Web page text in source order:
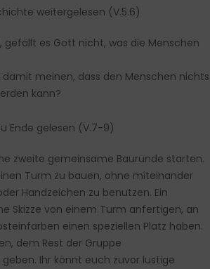
weitergelesen (V.5.6)
gefällt es Gott nicht, was die Menschen
meinen, dass den Menschen nichts
kann?
Ende gelesen (V.7-9)
zweite gemeinsame Baurunde starten.
Turm zu bauen, ohne miteinander
Handzeichen zu benutzen. Ein
Skizze von einem Turm anfertigen, an
einen speziellen Platz haben.
dem Rest der Gruppe
geben. Ihr könnt euch zuvor lustige